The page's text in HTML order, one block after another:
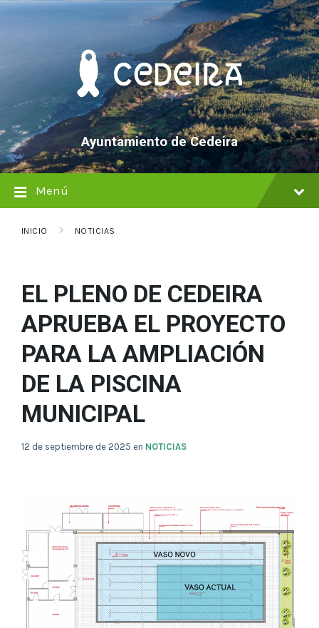
saltar
Saltar
Saltar
Ayuntamiento de Cedeira
Menú
INICIO NOTICIAS
EL PLENO DE CEDEIRA
APRUEBA EL PROYECTO
PARA LA AMPLIACIÓN
DE LA PISCINA
MUNICIPAL
12 de septiembre de 2025 en NOTICIAS